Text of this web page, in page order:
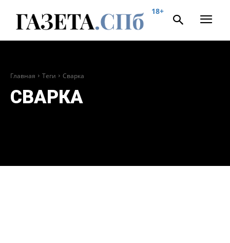
18+
Главная Теги Сварка
СВАРКА